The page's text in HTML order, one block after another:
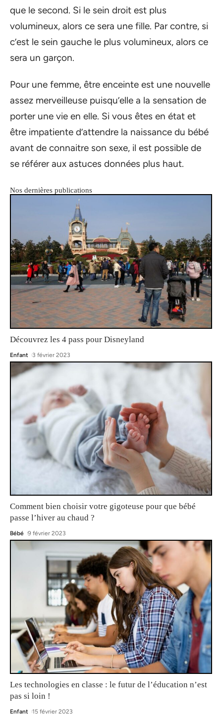
que le second. Si le sein droit est plus
volumineux, alors ce sera une fille. Par contre, si
c’est le sein gauche le plus volumineux, alors ce
sera un garçon.
Pour une femme, être enceinte est une nouvelle
assez merveilleuse puisqu’elle a la sensation de
porter une vie en elle. Si vous êtes en état et
être impatiente d’attendre la naissance du bébé
avant de connaitre son sexe, il est possible de
se référer aux astuces données plus haut.
Nos dernières publications
Découvrez les 4 pass pour Disneyland
Enfant 3 février 2023
Comment bien choisir votre gigoteuse pour que bébé
passe l’hiver au chaud ?
Bébé 9 février 2023
Les technologies en classe : le futur de l’éducation n’est
pas si loin !
Enfant 15 février 2023